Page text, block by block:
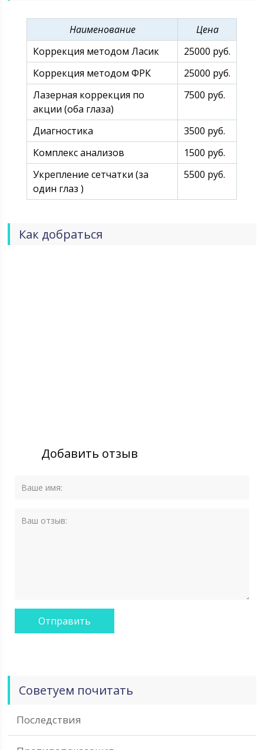
Наименование
Цена
Коррекция методом Ласик
25000 руб.
Коррекция методом ФРК
25000 руб.
Лазерная коррекция по
акции (оба глаза)
7500 руб.
Диагностика
3500 руб.
Комплекс анализов
1500 руб.
Укрепление сетчатки (за
один глаз )
5500 руб.
Как добраться
Добавить отзыв
Советуем почитать
Последствия